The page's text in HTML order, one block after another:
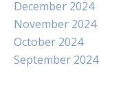
December 2024
November 2024
October 2024
September 2024